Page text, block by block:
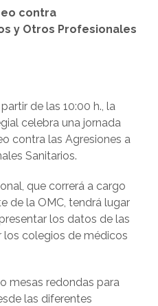
contra
y Otros Profesionales
de las 10:00 h., la
celebra una jornada
contra las Agresiones a
Sanitarios.
que correrá a cargo
de la OMC, tendrá lugar
los datos de las
los colegios de médicos
mesas redondas para
las diferentes